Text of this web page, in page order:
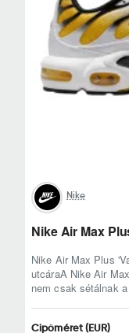
Nike
Nike Air Max
Nike Air Max Plus
utcáraA Nike Air
nem csak sétálnak
Cipőméret (EUR)